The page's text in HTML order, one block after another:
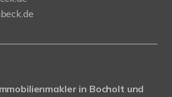
in Bocholt und